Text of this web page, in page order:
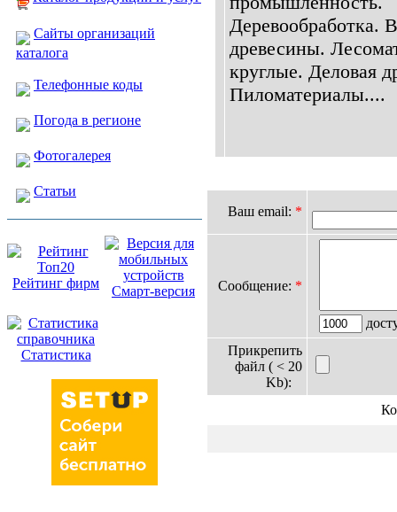
Сайты организаций
каталога
Телефонные коды
Погода в регионе
Фотогалерея
Статьи
Рейтинг фирм
Смарт-версия
Статистика
Деревообработка.
древесины.
круглые. Деловая
Пиломатериалы....
Ваш email: *
Сообщение: *
Прикрепить
файл ( < 20
Kb):